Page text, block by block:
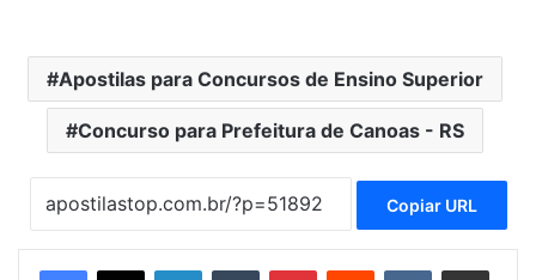
Apostilas para Concursos de Ensino Superior
Concurso para Prefeitura de Canoas - RS
Copiar URL
LinkedinTumblr PinterestReddit VK Compartilhar via e-mail